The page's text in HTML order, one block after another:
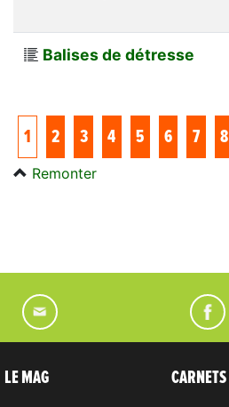
Balises de détresse
1 2 3 4 5 6 7 8
Remonter
LE MAG CARNETS